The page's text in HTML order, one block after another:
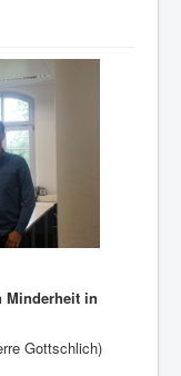
Minderheit in
Gottschlich)